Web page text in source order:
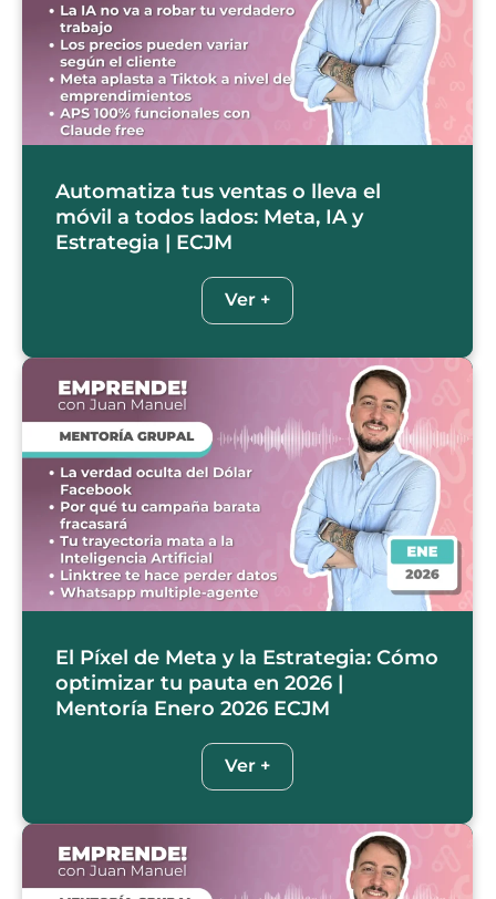
Automatiza tus ventas o lleva el
móvil a todos lados: Meta, IA y
Estrategia | ECJM
Ver +
El Píxel de Meta y la Estrategia: Cómo
optimizar tu pauta en 2026 |
Mentoría Enero 2026 ECJM
Ver +